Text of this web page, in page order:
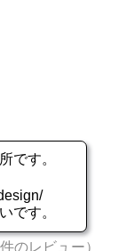
です。
です。
のレビュー）